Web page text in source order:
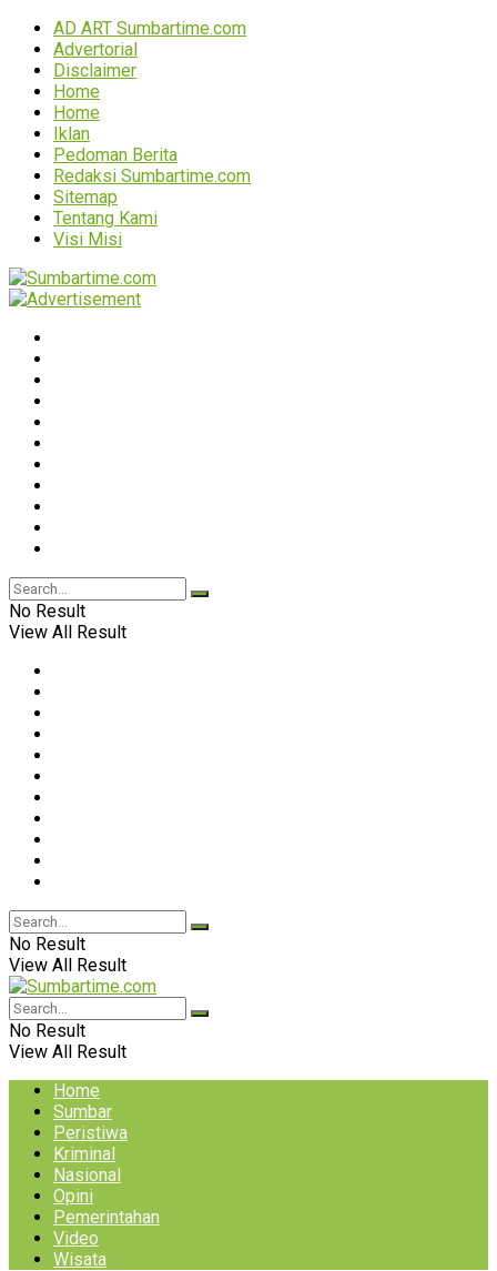
AD ART Sumbartime.com
Advertorial
Disclaimer
Home
Home
Iklan
Pedoman Berita
Redaksi Sumbartime.com
Sitemap
Tentang Kami
Visi Misi
No Result
View All Result
No Result
View All Result
No Result
View All Result
Home
Sumbar
Peristiwa
Kriminal
Nasional
Opini
Pemerintahan
Video
Wisata